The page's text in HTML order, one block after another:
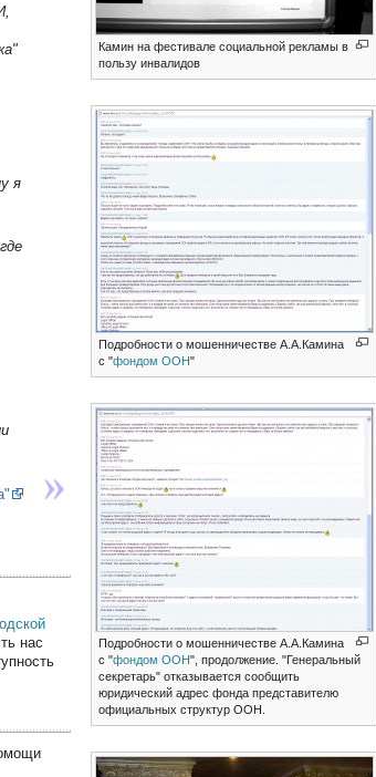
Камин на фестивале социальной рекламы в
пользу инвалидов
Подробности о мошенничестве А.А.Камина
с "фондом ООН"
Подробности о мошенничестве А.А.Камина
с "фондом ООН", продолжение. "Генеральный
секретарь" отказывается сообщить
юридический адрес фонда представителю
официальных структур ООН.
я
нас